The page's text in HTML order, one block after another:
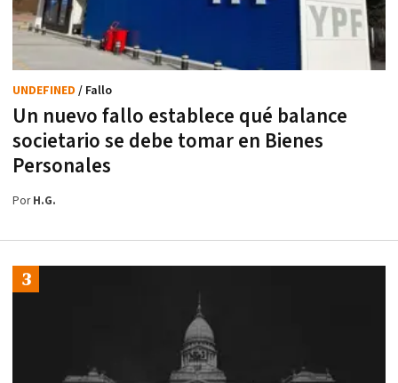
Un nuevo fallo establece qué balance
societario se debe tomar en Bienes
Personales
UNDEFINED / Fallo
PorH.G.